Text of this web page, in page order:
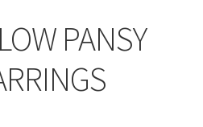
PANSY